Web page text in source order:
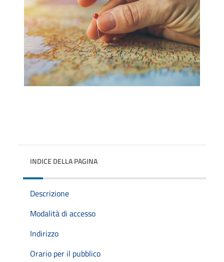
INDICE DELLA PAGINA
Descrizione
Modalità di accesso
Indirizzo
Orario per il pubblico